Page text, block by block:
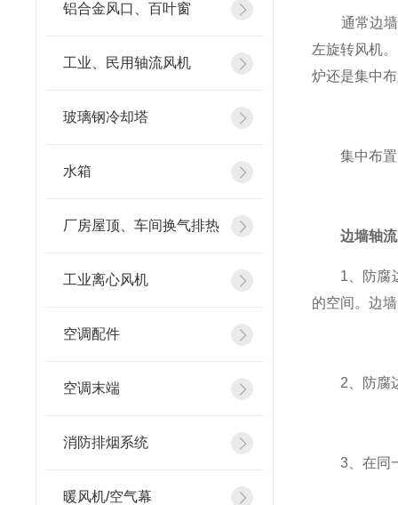
铝合金风口、百叶窗
工业、民用轴流风机
玻璃钢冷却塔
水箱
厂房屋顶、车间换气排热
工业离心风机
空调配件
空调末端
消防排烟系统
暖风机/空气幕
通常边墙风
左旋转风机
炉还是集中
集中布置风
边墙轴
1、防腐边
的空间。边
2、防腐边
3、在同一